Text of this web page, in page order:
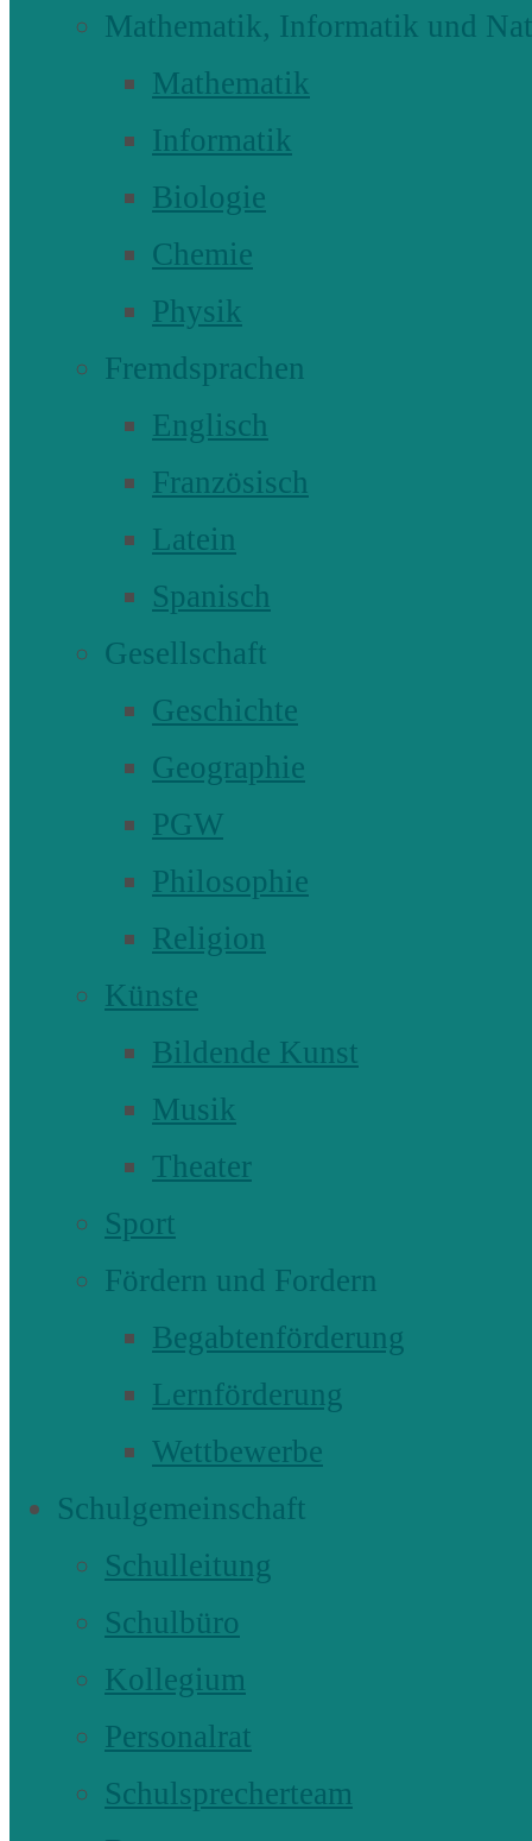
Mathematik, Informatik und
Mathematik
Informatik
Biologie
Chemie
Physik
Fremdsprachen
Englisch
Französisch
Latein
Spanisch
Gesellschaft
Geschichte
Geographie
PGW
Philosophie
Religion
Künste
Bildende Kunst
Musik
Theater
Sport
Fördern und Fordern
Begabtenförderung
Lernförderung
Wettbewerbe
Schulgemeinschaft
Schulleitung
Schulbüro
Kollegium
Personalrat
Schulsprecherteam